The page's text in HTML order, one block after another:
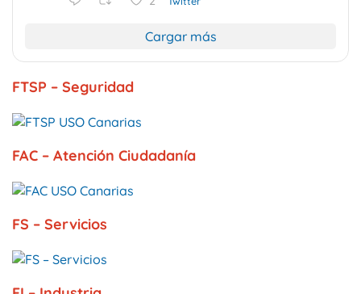
Cargar más
FTSP – Seguridad
FAC – Atención Ciudadanía
FS – Servicios